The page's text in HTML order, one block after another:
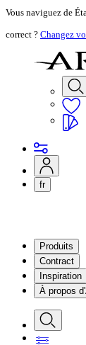
Vous naviguez de
correct ? Changez
fr
Produits
Contract
Inspiration
À propos